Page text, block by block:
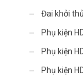
Đai khởi
Phụ kiện
Phụ kiện
Phụ kiện